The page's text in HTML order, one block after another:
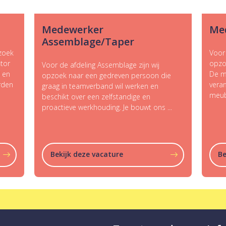
Medewerker
Assemblage/Taper
Voor de afdeling Assemblage zijn wij
opzoek naar een gedreven persoon die
graag in teamverband wil werken en
beschikt over een zelfstandige en
proactieve werkhouding. Je bouwt ons ...
Bekijk deze vacature
De